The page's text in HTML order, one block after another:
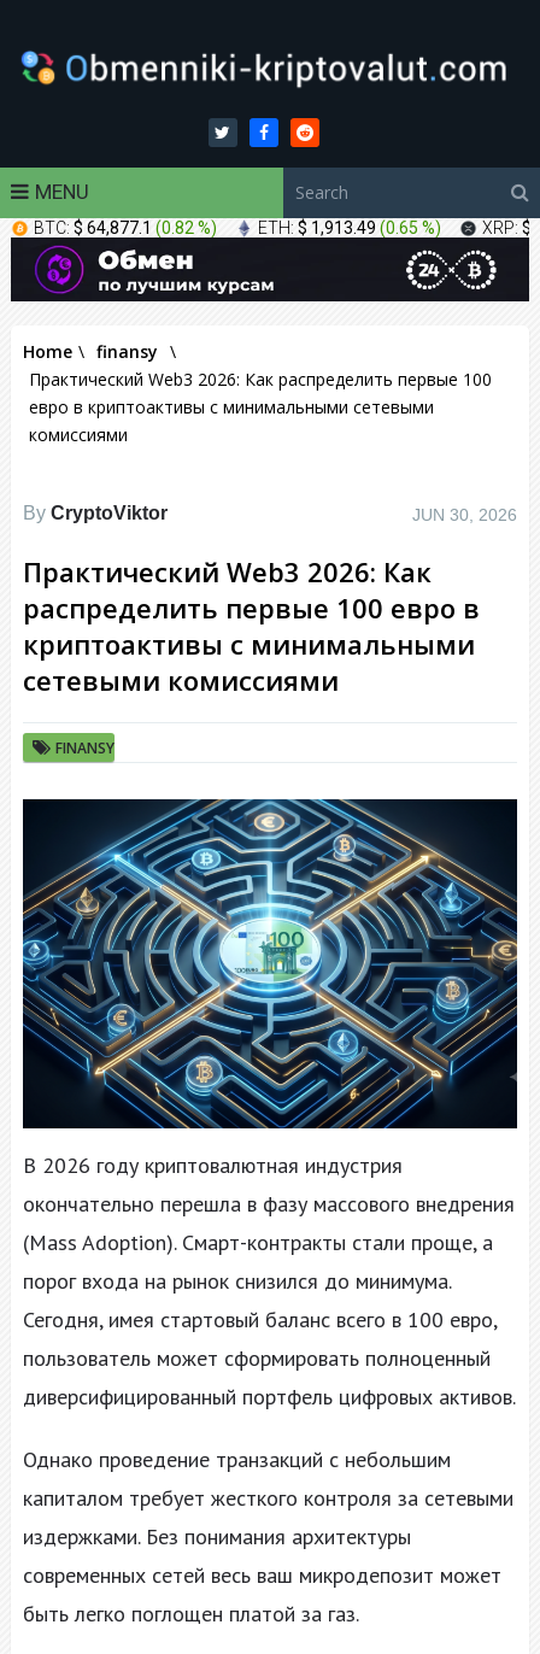
MENU
BTC: $ 64,877.1 (0.82 %) ETH: $ 1,913.49 (0.65 %) XRP: $
Home \ finansy \
Практический Web3 2026: Как распределить первые 100
евро в криптоактивы с минимальными сетевыми
комиссиями
By CryptoViktor JUN 30, 2026
Практический Web3 2026: Как
распределить первые 100 евро в
криптоактивы с минимальными
сетевыми комиссиями
FINANSY
В 2026 году криптовалютная индустрия
окончательно перешла в фазу массового внедрения
(Mass Adoption). Смарт-контракты стали проще, а
порог входа на рынок снизился до минимума.
Сегодня, имея стартовый баланс всего в 100 евро,
пользователь может сформировать полноценный
диверсифицированный портфель цифровых активов.
Однако проведение транзакций с небольшим
капиталом требует жесткого контроля за сетевыми
издержками. Без понимания архитектуры
современных сетей весь ваш микродепозит может
быть легко поглощен платой за газ.